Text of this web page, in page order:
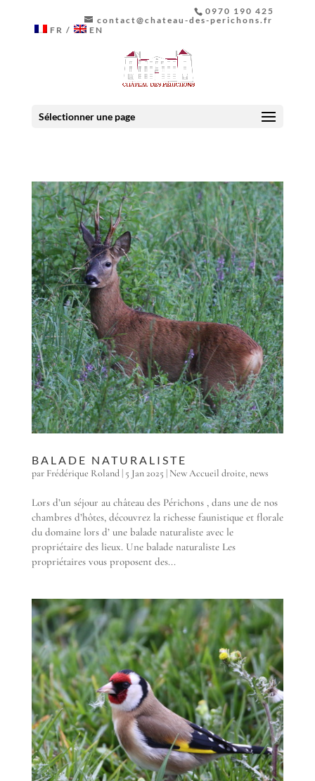
0970 190 425
contact@chateau-des-perichons.fr
FR
EN
Sélectionner une page
BALADE NATURALISTE
par Frédérique Roland| 5 Jan 2025 | New Accueil droite,news
Lors d’un séjour au château des Périchons , dans une de nos
chambres d’hôtes, découvrez la richesse faunistique et florale
du domaine lors d’ une balade naturaliste avec le
propriétaire des lieux. Une balade naturaliste Les
propriétaires vous proposent des...